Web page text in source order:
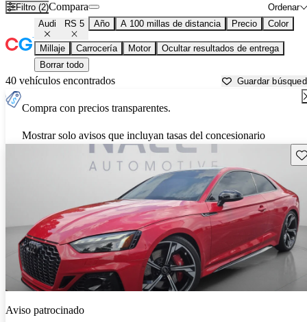
Filtro (2) Ordenar
Compara
Audi RS 5 Año A 100 millas de distancia Precio Color
Millaje Carrocería Motor
Ocultar resultados de entrega
Borrar todo
40 vehículos encontrados Guardar
Compra con precios transparentes.
Mostrar solo avisos que incluyan tasas del concesionario
Aviso patrocinado